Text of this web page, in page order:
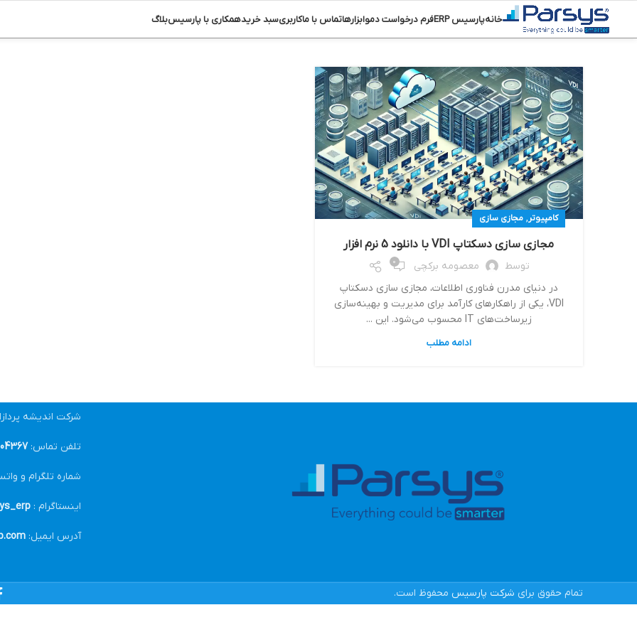
خانهپارسیس ERP فرم درخواست دموابزارهاتماس با ماکاربریسبد خریدهمکاری با پارسیسبلاگ
کامپیوتر, مجازی سازی
مجازی سازی دسکتاپ VDI با دانلود 5 نرم افزار
توسط معصومه برکچی 0
در دنیای مدرن فناوری اطلاعات، مجازی سازی دسکتاپ
VDI، یکی از راهکارهای کارآمد برای مدیریت و بهینه‌سازی
زیرساخت‌های IT محسوب می‌شود. این ...
ادامه مطلب
شرکت اندیشه
تلفن تماس:021
شماره تلگرام و
اینستاگرام :
آدرس ایمیل:
تمام حقوق برای شرکت پارسیس محفوظ است.